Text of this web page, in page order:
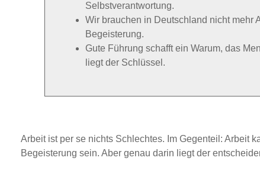
Selbstverantwortung.
Wir brauchen in Deutschland nicht mehr
Begeisterung.
Gute Führung schafft ein Warum, das
liegt der Schlüssel.
Arbeit ist per se nichts Schlechtes. Im Gegenteil: Arbeit
Begeisterung sein. Aber genau darin liegt der